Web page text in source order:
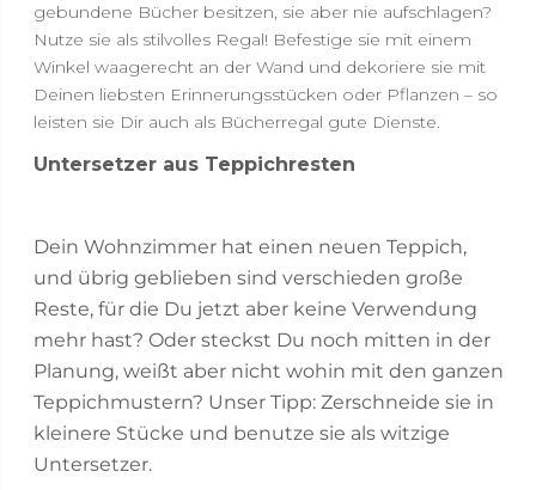
gebundene Bücher besitzen, sie aber nie aufschlagen?
Nutze sie als stilvolles Regal! Befestige sie mit einem
Winkel waagerecht an der Wand und dekoriere sie mit
Deinen liebsten Erinnerungsstücken oder Pflanzen – so
leisten sie Dir auch als Bücherregal gute Dienste.
Untersetzer aus Teppichresten
Dein Wohnzimmer hat einen neuen Teppich,
und übrig geblieben sind verschieden große
Reste, für die Du jetzt aber keine Verwendung
mehr hast? Oder steckst Du noch mitten in der
Planung, weißt aber nicht wohin mit den ganzen
Teppichmustern? Unser Tipp: Zerschneide sie in
kleinere Stücke und benutze sie als witzige
Untersetzer.